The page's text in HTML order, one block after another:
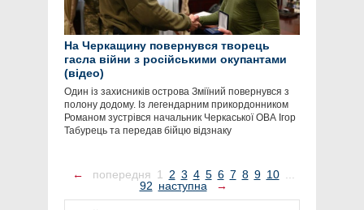
На Черкащину повернувся творець
гасла війни з російськими окупантами
(відео)
Один із захисників острова Зміїний повернувся з
полону додому. Із легендарним прикордонником
Романом зустрівся начальник Черкаської ОВА Ігор
Табурець та передав бійцю відзнаку
← попередня 1 2 3 4 5 6 7 8 9 10 ...
92 наступна →